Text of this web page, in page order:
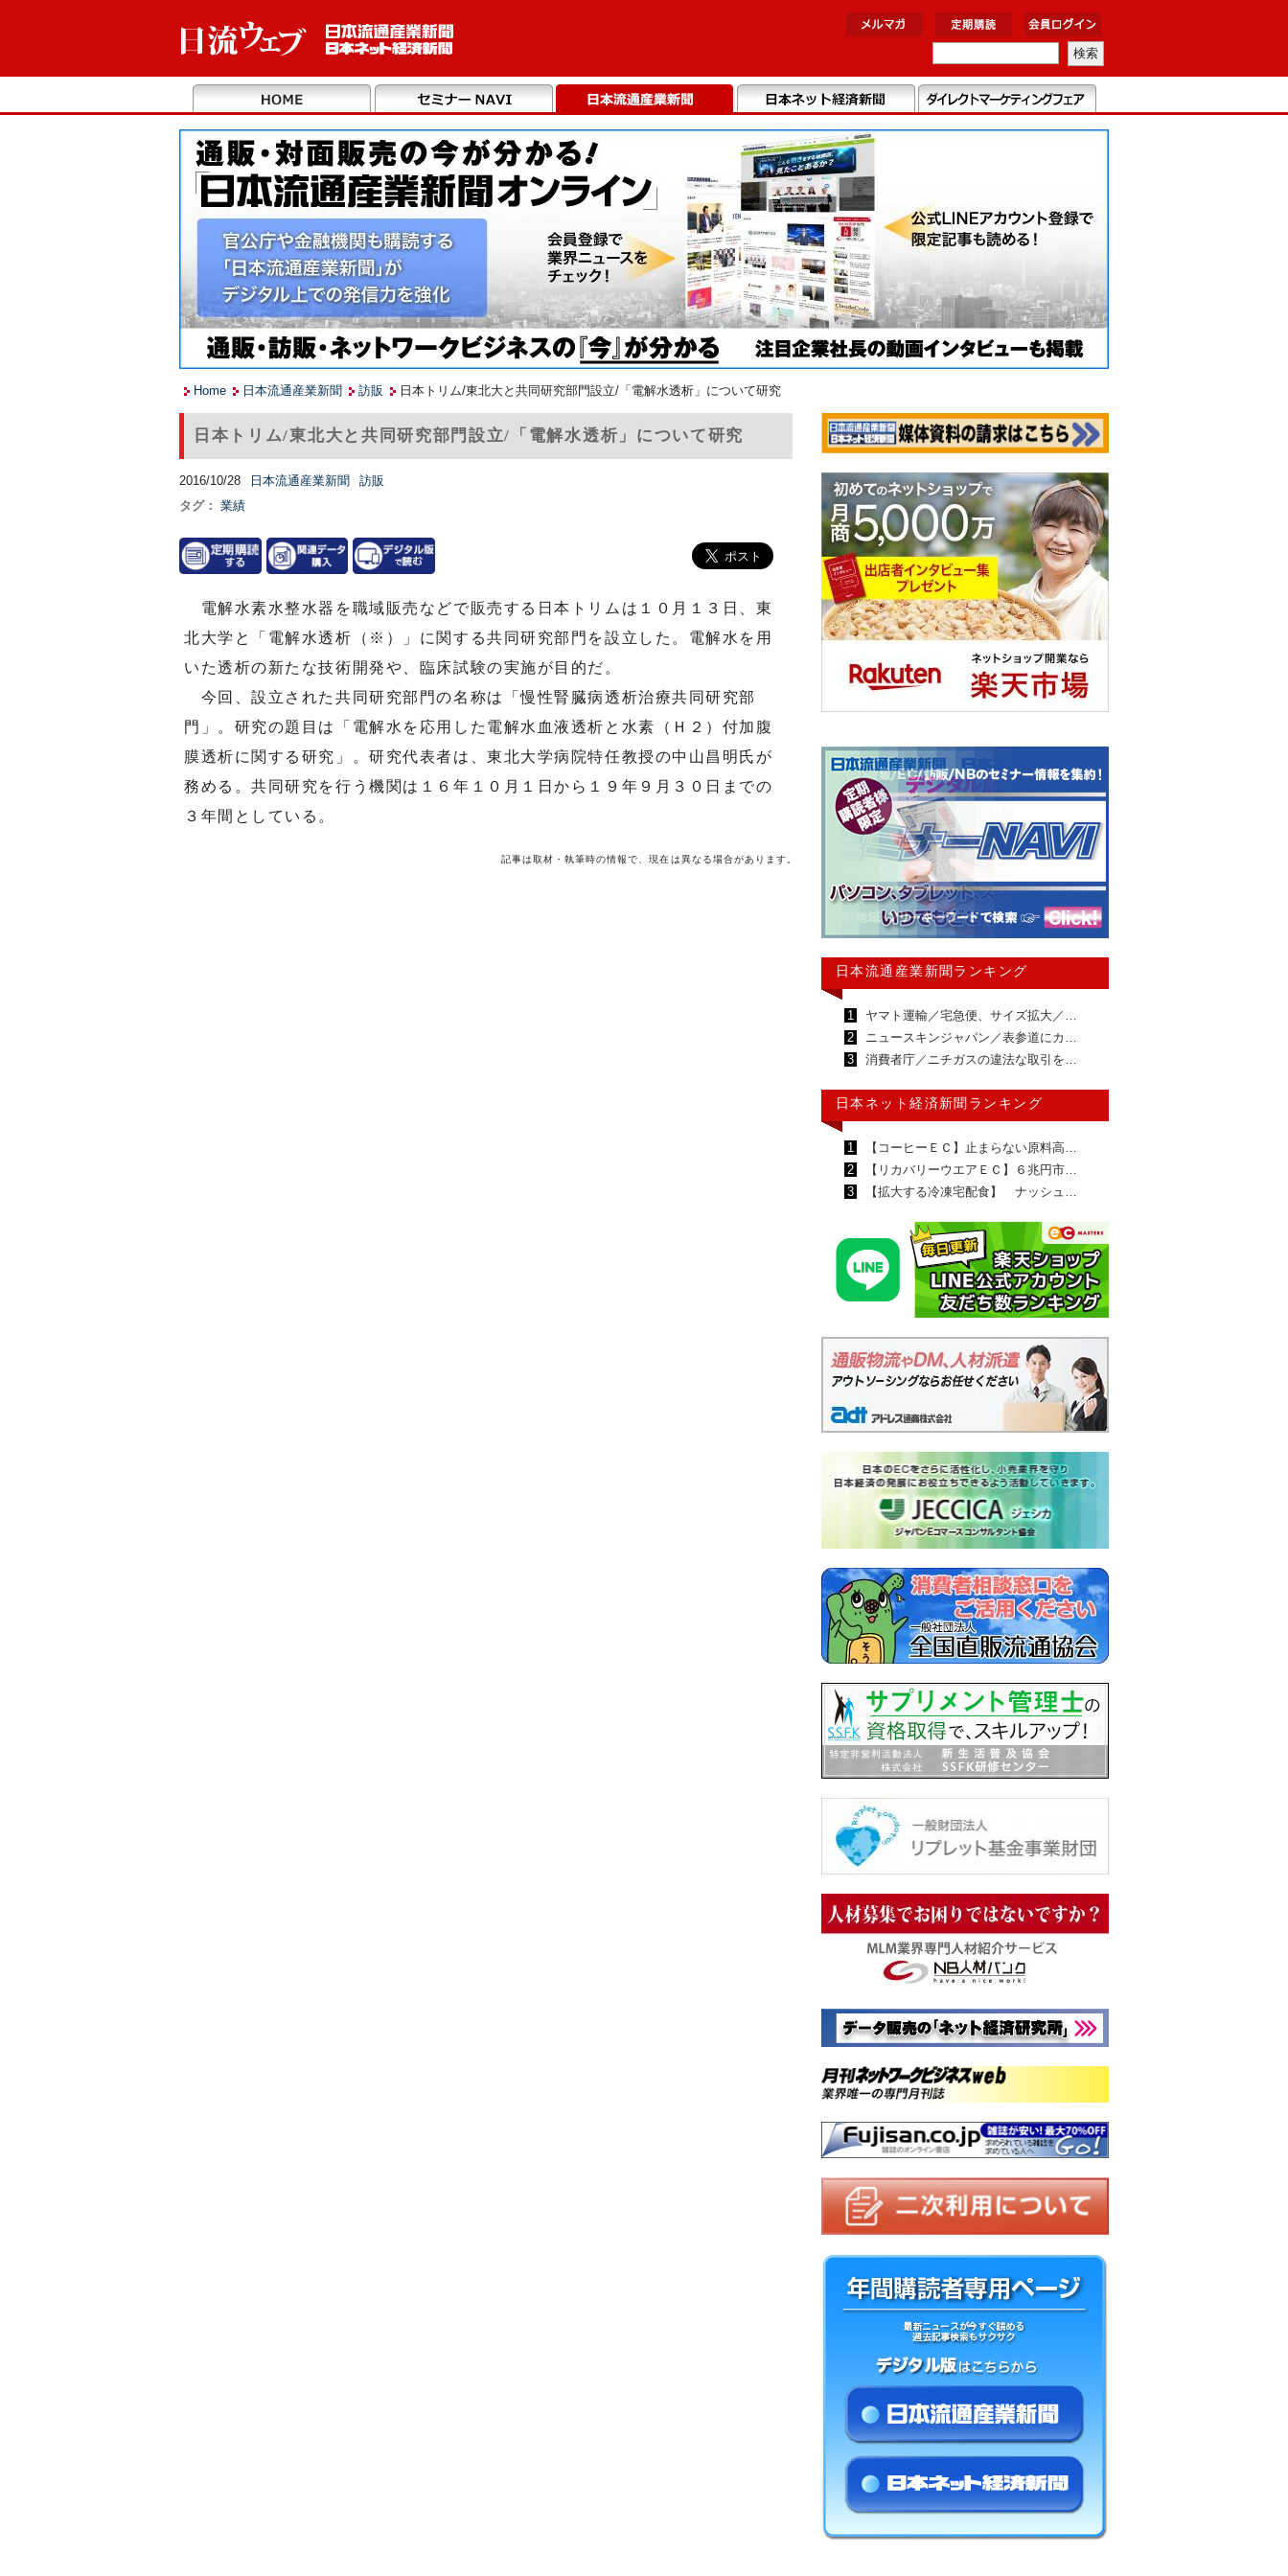
Home 日本流通産業新聞 訪販 日本トリム/東北大と共同研究部門設立/「電解水透析」について研究
日本トリム/東北大と共同研究部門設立/「電解水透析」について研究
2016/10/28 日本流通産業新聞
訪販
タグ： 業績
電解水素水整水器を職域販売などで販売する日本トリムは１０月１３日、東
北大学と「電解水透析（※）」に関する共同研究部門を設立した。電解水を用
いた透析の新たな技術開発や、臨床試験の実施が目的だ。
今回、設立された共同研究部門の名称は「慢性腎臓病透析治療共同研究部
門」。研究の題目は「電解水を応用した電解水血液透析と水素（Ｈ２）付加腹
膜透析に関する研究」。研究代表者は、東北大学病院特任教授の中山昌明氏が
務める。共同研究を行う機関は１６年１０月１日から１９年９月３０日までの
３年間としている。
記事は取材・執筆時の情報で、現在は異なる場合があります。
日本流通産業新聞ランキング
1
ヤマト運輸／宅急便、サイズ拡大／…
2
ニュースキンジャパン／表参道にカ…
3
消費者庁／ニチガスの違法な取引を…
日本ネット経済新聞ランキング
1
【コーヒーＥＣ】止まらない原料高…
2
【リカバリーウエアＥＣ】６兆円市…
3
【拡大する冷凍宅配食】 ナッシュ…